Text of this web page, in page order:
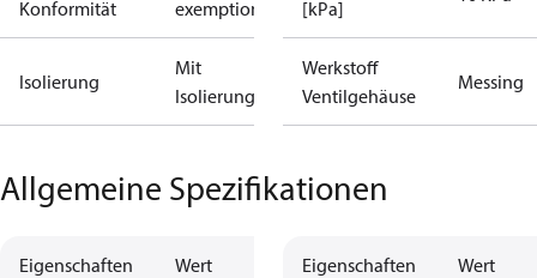
Konformität exemptions
Isolierung
Mit
Isolierung
[kPa]
Werkstoff
Ventilgehäuse
Messing
Allgemeine Spezifikationen
Eigenschaften Wert Eigenschaften Wert